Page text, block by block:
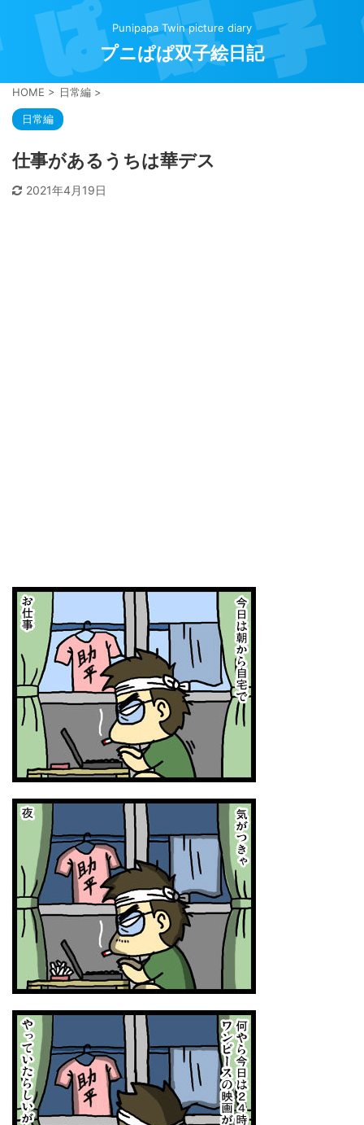
Punipapa Twin picture diary
プニぱぱ双子絵日記
HOME > 日常編 >
日常編
仕事があるうちは華デス
2021年4月19日